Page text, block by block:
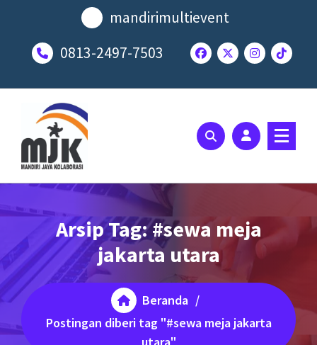
mandirimultievent
0813-2497-7503
Arsip Tag: #sewa meja
jakarta utara
Beranda /
Postingan diberi tag "#sewa meja jakarta